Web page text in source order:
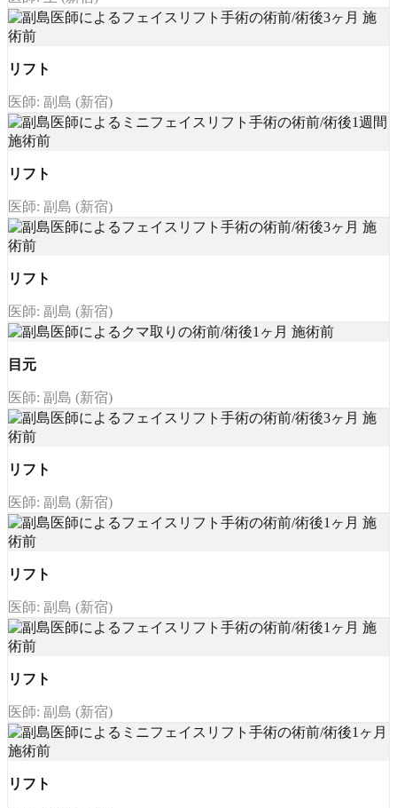
リフト
医師: 副島 (新宿)
リフト
医師: 副島 (新宿)
リフト
医師: 副島 (新宿)
目元
医師: 副島 (新宿)
リフト
医師: 副島 (新宿)
リフト
医師: 副島 (新宿)
リフト
医師: 副島 (新宿)
リフト